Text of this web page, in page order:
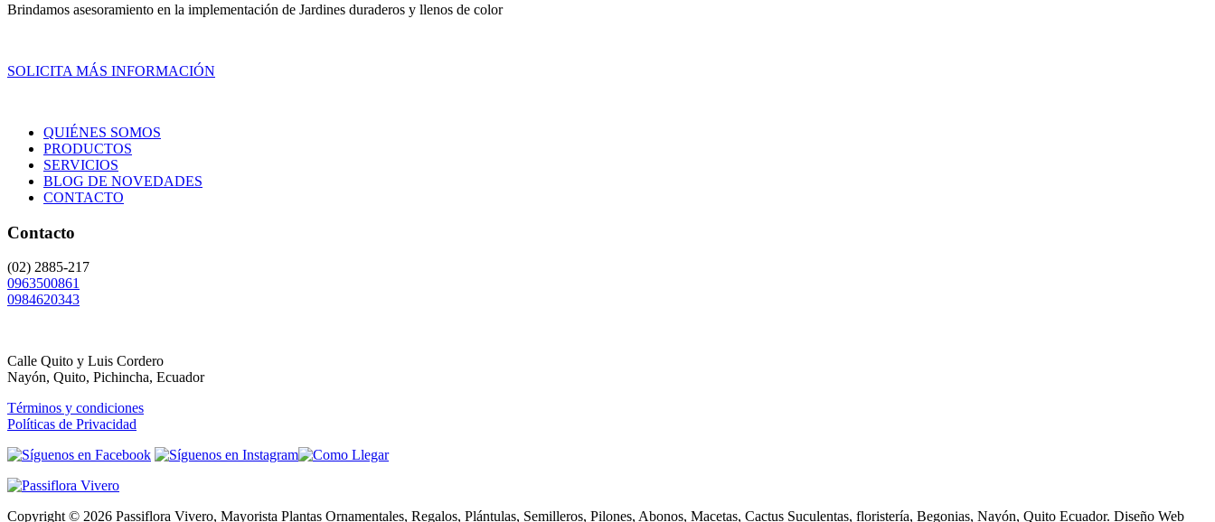
Brindamos asesoramiento en la implementación de Jardines duraderos y llenos de color
SOLICITA MÁS INFORMACIÓN
QUIÉNES SOMOS
PRODUCTOS
SERVICIOS
BLOG DE NOVEDADES
CONTACTO
Contacto
(02) 2885-217
0963500861
0984620343
Calle Quito y Luis Cordero
Nayón, Quito, Pichincha, Ecuador
Términos y condiciones
Políticas de Privacidad
Copyright © 2026 Passiflora Vivero, Mayorista Plantas Ornamentales, Regalos, Plántulas, Semilleros, Pilones, Abonos, Macetas, Cactus Suculentas, floristería, Begonias, Nayón, Quito Ecuador. Diseño Web